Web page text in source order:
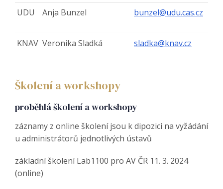
UDU Anja Bunzel bunzel@udu.cas.cz
KNAV Veronika Sladká sladka@knav.cz
Školení a workshopy
proběhlá školení a workshopy
záznamy z online školení jsou k dipozici na vyžádání
u administrátorů jednotlivých ústavů
základní školení Lab1100 pro AV ČR 11. 3. 2024
(online)